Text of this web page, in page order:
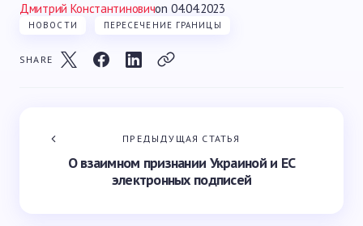
Дмитрий Константиновичon 04.04.2023
НОВОСТИ ПЕРЕСЕЧЕНИЕ ГРАНИЦЫ
SHARE
ПРЕДЫДУЩАЯ СТАТЬЯ
О взаимном признании Украиной и ЕС
электронных подписей